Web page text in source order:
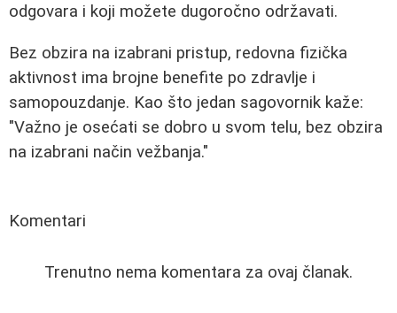
odgovara i koji možete dugoročno održavati.
Bez obzira na izabrani pristup, redovna fizička
aktivnost ima brojne benefite po zdravlje i
samopouzdanje. Kao što jedan sagovornik kaže:
"Važno je osećati se dobro u svom telu, bez obzira
na izabrani način vežbanja."
Komentari
Trenutno nema komentara za ovaj članak.